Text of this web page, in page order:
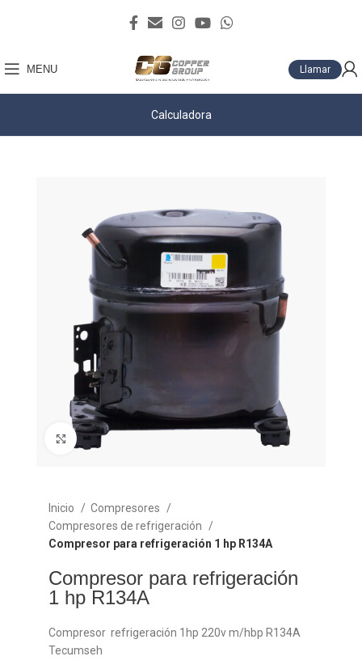
MENU Llamar
Calculadora
Click para agrandar
Inicio
Compresores
Compresores de refrigeración
Compresor para refrigeración 1 hp R134A
Compresor para refrigeración
1 hp R134A
Compresor refrigeración 1hp 220v m/hbp R134A
Tecumseh